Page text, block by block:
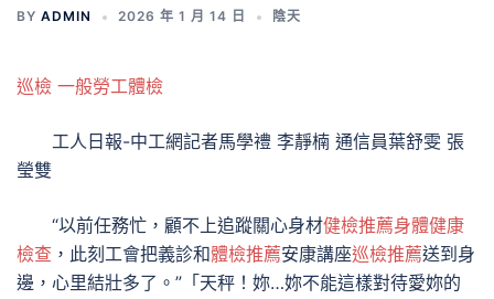
BY ADMIN 2026 年 1 月 14 日 陰天
巡檢 一般勞工體檢
工人日報-中工網記者馬學禮 李靜楠 通信員葉舒雯 張
瑩雙
“以前任務忙，顧不上追蹤關心身材健檢推薦身體健康
檢查 ，此刻工會把義診和體檢推薦安康講座巡檢推薦送到身
邊，心里結壯多了。”「天秤！妳…妳不能這樣對待愛妳的